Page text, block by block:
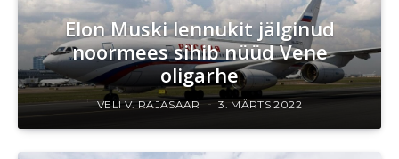
Elon Muski lennukit jälginud
noormees sihib nüüd Vene
oligarhe
VELI V. RAJASAAR 3. MÄRTS 2022